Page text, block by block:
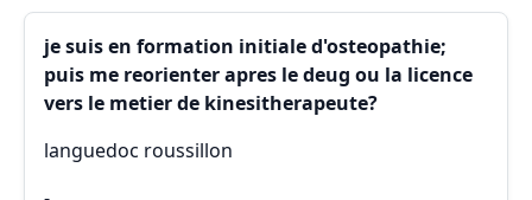
je suis en formation initiale d'osteopathie;
puis me reorienter apres le deug ou la licence
vers le metier de kinesitherapeute?
languedoc roussillon